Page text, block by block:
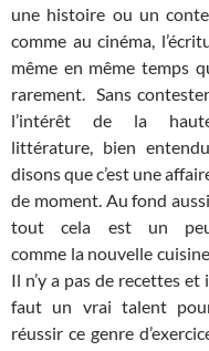
une histoire ou un
comme au cinéma,
même en même temps
rarement. Sans contester
l’intérêt de la
littérature, bien
disons que c’est une
de moment. Au fond
tout cela est un
comme la nouvelle
Il n’y a pas de recettes et
faut un vrai talent
réussir ce genre